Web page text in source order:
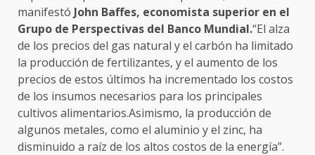
manifestó John Baffes, economista superior en el
Grupo de Perspectivas del Banco Mundial.“El alza
de los precios del gas natural y el carbón ha limitado
la producción de fertilizantes, y el aumento de los
precios de estos últimos ha incrementado los costos
de los insumos necesarios para los principales
cultivos alimentarios.Asimismo, la producción de
algunos metales, como el aluminio y el zinc, ha
disminuido a raíz de los altos costos de la energía”.